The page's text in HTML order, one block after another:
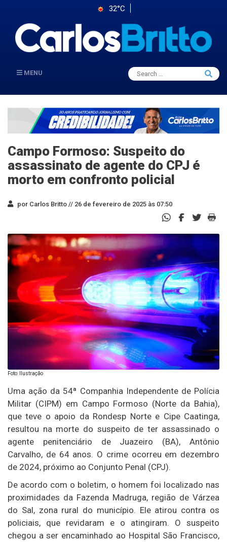
32°C
MENU
Search
for:
Search
Campo Formoso: Suspeito do
assassinato de agente do CPJ é
morto em confronto policial
por Carlos Britto // 26 de fevereiro de 2025 às 07:50
Foto: Ilustração
Uma ação da 54ª Companhia Independente de Polícia
Militar (CIPM) em Campo Formoso (Norte da Bahia),
que teve o apoio da Rondesp Norte e Cipe Caatinga,
resultou na morte do suspeito de ter assassinado o
agente penitenciário de Juazeiro (BA), Antônio
Carvalho, de 64 anos. O crime ocorreu em dezembro
de 2024, próximo ao Conjunto Penal (CPJ).
De acordo com o boletim, o homem foi localizado nas
proximidades da Fazenda Madruga, região de Várzea
do Sal, zona rural do município. Ele atirou contra os
policiais, que revidaram e o atingiram. O suspeito
chegou a ser encaminhado ao Hospital São Francisco,